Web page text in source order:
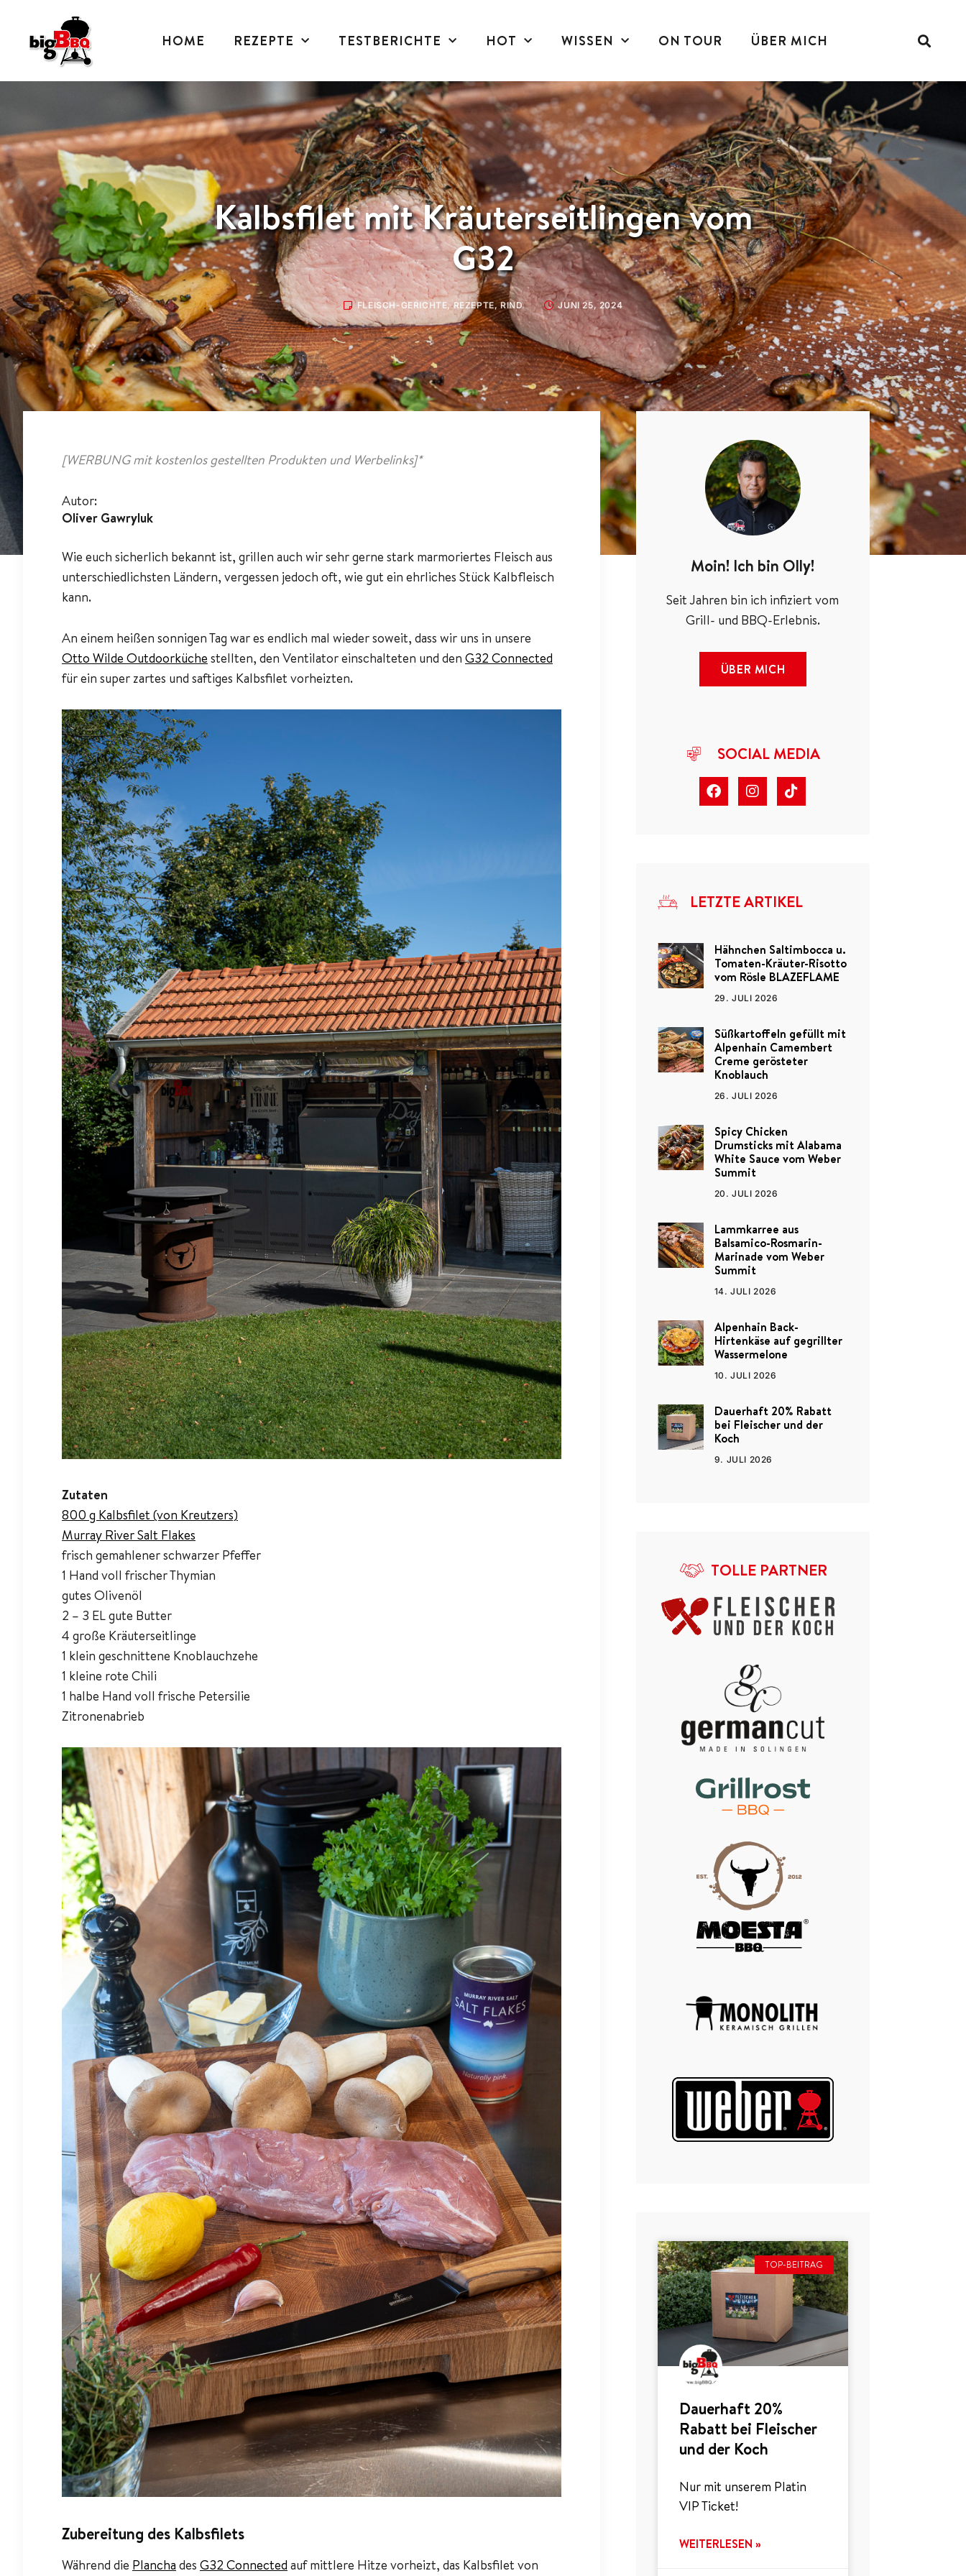
HOME REZEPTE TESTBERICHTE HOT WISSEN ON TOUR ÜBER MICH
Kalbsfilet mit Kräuterseitlingen vom
G32
FLEISCH-GERICHTE,REZEPTE,RIND JUNI 25, 2024
[WERBUNG mit kostenlos gestellten Produkten und Werbelinks]*
Autor:
Oliver Gawryluk
Wie euch sicherlich bekannt ist, grillen auch wir sehr gerne stark marmoriertes Fleisch aus
unterschiedlichsten Ländern, vergessen jedoch oft, wie gut ein ehrliches Stück Kalbfleisch
kann.
An einem heißen sonnigen Tag war es endlich mal wieder soweit, dass wir uns in unsere
Otto Wilde Outdoorküche stellten, den Ventilator einschalteten und den G32 Connected
für ein super zartes und saftiges Kalbsfilet vorheizten.
Zutaten
800 g Kalbsfilet (von Kreutzers)
Murray River Salt Flakes
frisch gemahlener schwarzer Pfeffer
1 Hand voll frischer Thymian
gutes Olivenöl
2 – 3 EL gute Butter
4 große Kräuterseitlinge
1 klein geschnittene Knoblauchzehe
1 kleine rote Chili
1 halbe Hand voll frische Petersilie
Zitronenabrieb
Zubereitung des Kalbsfilets
Während die Plancha des G32 Connected auf mittlere Hitze vorheizt, das Kalbsfilet von
Moin! Ich bin Olly!
Seit Jahren bin ich infiziert vom
Grill- und BBQ-Erlebnis.
ÜBER MICH
SOCIAL MEDIA
LETZTE ARTIKEL
Hähnchen Saltimbocca u.
Tomaten-Kräuter-Risotto
vom Rösle BLAZEFLAME
29. JULI 2026
Süßkartoffeln gefüllt mit
Alpenhain Camembert
Creme gerösteter
Knoblauch
26. JULI 2026
Spicy Chicken
Drumsticks mit Alabama
White Sauce vom Weber
Summit
20. JULI 2026
Lammkarree aus
Balsamico-Rosmarin-
Marinade vom Weber
Summit
14. JULI 2026
Alpenhain Back-
Hirtenkäse auf gegrillter
Wassermelone
10. JULI 2026
Dauerhaft 20% Rabatt
bei Fleischer und der
Koch
9. JULI 2026
TOLLE PARTNER
TOP-BEITRAG
Dauerhaft 20%
Rabatt bei Fleischer
und der Koch
Nur mit unserem Platin
VIP Ticket!
WEITERLESEN »